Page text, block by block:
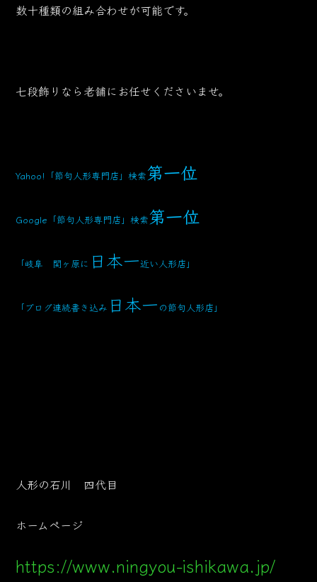
数十種類の組み合わせが可能です。
七段飾りなら老舗にお任せくださいませ。
Yahoo!「節句人形専門店」検索第一位
Google「節句人形専門店」検索第一位
「岐阜 関ヶ原に 日本一近い人形店」
「ブログ連続書き込み 日本一 の節句人形店」
人形の石川 四代目
ホームページ
https://www.ningyou-ishikawa.jp/